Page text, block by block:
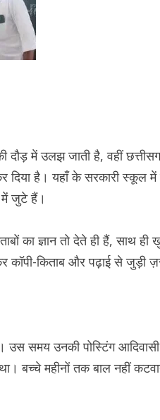
में उलझ जाती है, वहीं
है। यहाँ के सरकारी स्कूल में
में जुटे हैं।
का ज्ञान तो देते ही हैं,
कॉपी-किताब और पढ़ाई से जुड़ी
समय उनकी पोस्टिंग
बच्चे महीनों तक बाल नहीं